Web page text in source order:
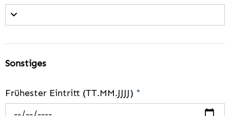
Sonstiges
Frühester Eintritt (TT.MM.JJJJ) *